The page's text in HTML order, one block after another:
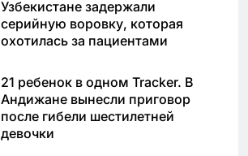
Узбекистане задержали
серийную воровку, которая
охотилась за пациентами
21 ребенок в одном Tracker. В
Андижане вынесли приговор
после гибели шестилетней
девочки